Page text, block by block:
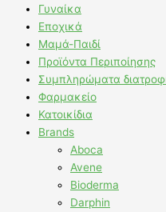
Γυναίκα
Εποχικά
Μαμά-Παιδί
Προϊόντα Περιποίησης
Συμπληρώματα
Φαρμακείο
Κατοικίδια
Brands
Aboca
Avene
Bioderma
Darphin